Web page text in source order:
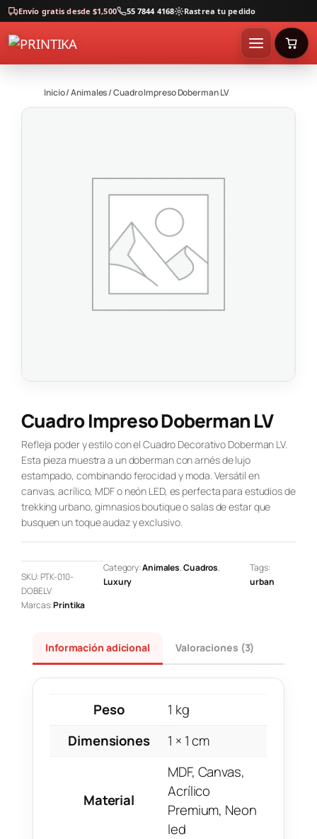
Envío gratis desde $1,500 55 7844 4168 Rastrea tu pedido
Inicio/Animales/ Cuadro Impreso Doberman LV
Cuadro Impreso Doberman LV
Refleja poder y estilo con el Cuadro Decorativo Doberman LV.
Esta pieza muestra a un doberman con arnés de lujo
estampado, combinando ferocidad y moda. Versátil en
canvas, acrílico, MDF o neón LED, es perfecta para estudios de
trekking urbano, gimnasios boutique o salas de estar que
busquen un toque audaz y exclusivo.
SKU:PTK-010-
DOBELV
Category:Animales, Cuadros
Luxury
Tags:
urban
Marcas:Printika
Información adicional Valoraciones (3)
Peso
1 kg
Dimensiones
1 × 1 cm
Material
MDF, Canvas,
Acrílico
Premium, Neon
led